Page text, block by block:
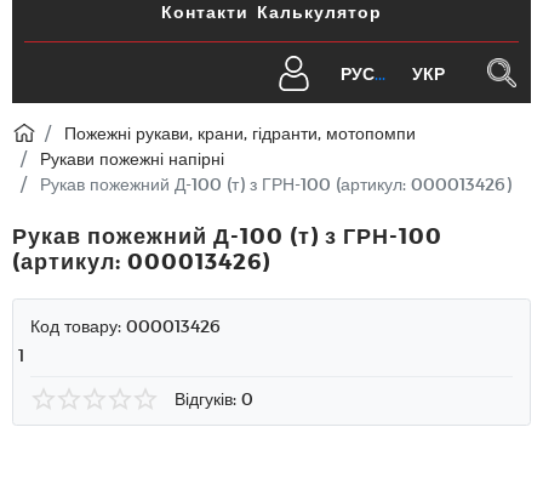
Контакти Калькулятор
РУС УКР
Пожежні рукави, крани, гідранти, мотопомпи
Рукави пожежні напірні
Рукав пожежний Д-100 (т) з ГРН-100 (артикул: 000013426)
Рукав пожежний Д-100 (т) з ГРН-100
(артикул: 000013426)
Код товару: 000013426
1
Відгуків: 0